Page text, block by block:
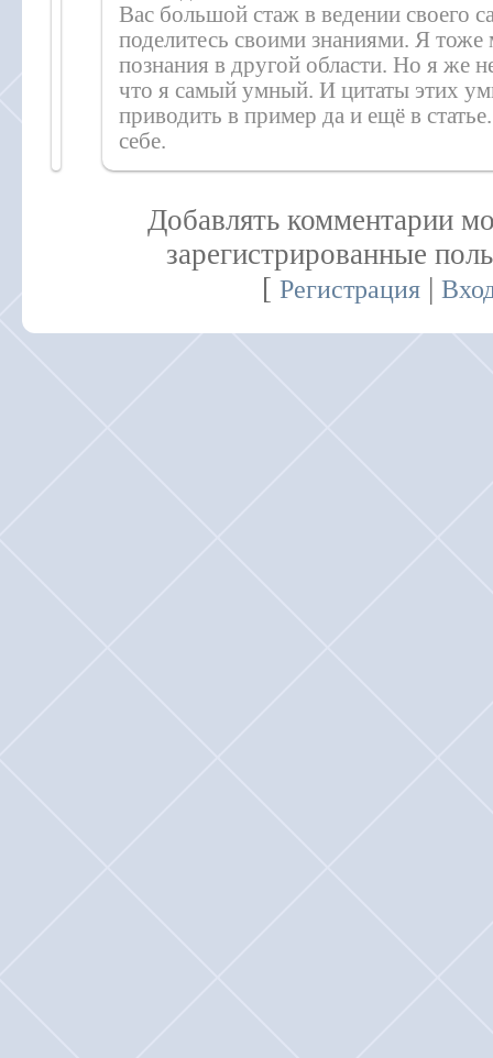
Вас большой стаж в ведении своего
поделитесь своими знаниями. Я
познания в другой области. Но я же
что я самый умный. И цитаты этих
приводить в пример да и ещё в
себе.
Добавлять комментарии
зарегистрированные
[Регистрация |